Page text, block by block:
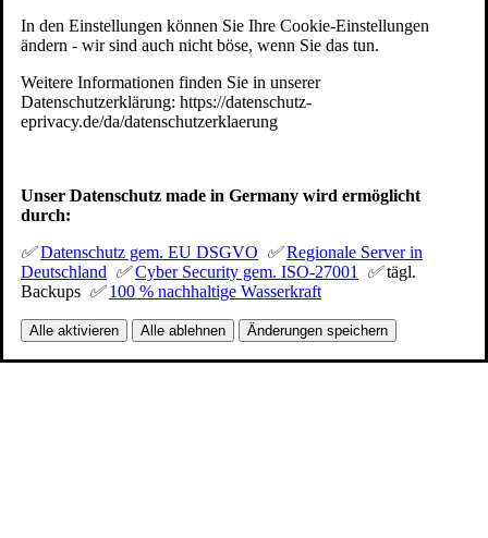
In den Einstellungen können Sie Ihre Cookie-Einstellungen
ändern - wir sind auch nicht böse, wenn Sie das tun.
Weitere Informationen finden Sie in unserer
Datenschutzerklärung: https://datenschutz-
eprivacy.de/da/datenschutzerklaerung
Unser Datenschutz made in Germany wird ermöglicht
durch:
✅ Datenschutz gem. EU DSGVO ✅ Regionale Server in
Deutschland ✅ Cyber Security gem. ISO-27001 ✅ tägl.
Backups ✅ 100 % nachhaltige Wasserkraft
Alle aktivieren Alle ablehnen Änderungen speichern